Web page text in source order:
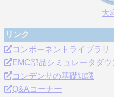
大
リンク
コンポーネントライブラリ
EMC部品シミュレータダ
コンデンサの基礎知識
Q&Aコーナー